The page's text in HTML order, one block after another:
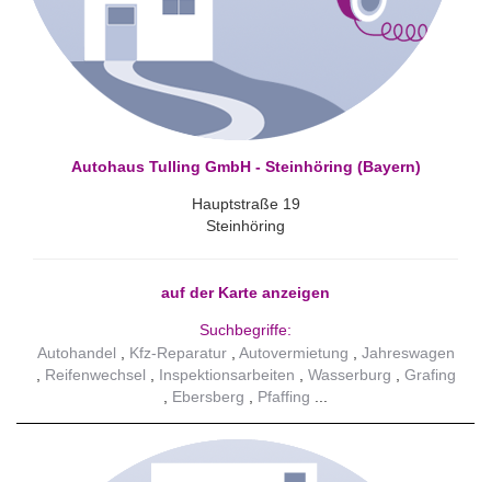
Autohaus Tulling GmbH - Steinhöring (Bayern)
Hauptstraße 19
Steinhöring
auf der Karte anzeigen
Suchbegriffe:
Autohandel
Kfz-Reparatur Autovermietung
Jahreswagen
Reifenwechsel
Inspektionsarbeiten Wasserburg
Grafing
Ebersberg
Pfaffing